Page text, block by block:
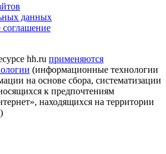
данных
соглашение
hh.ru применяются
(информационные технологии
на основе сбора, систематизации
к предпочтениям
находящихся на территории